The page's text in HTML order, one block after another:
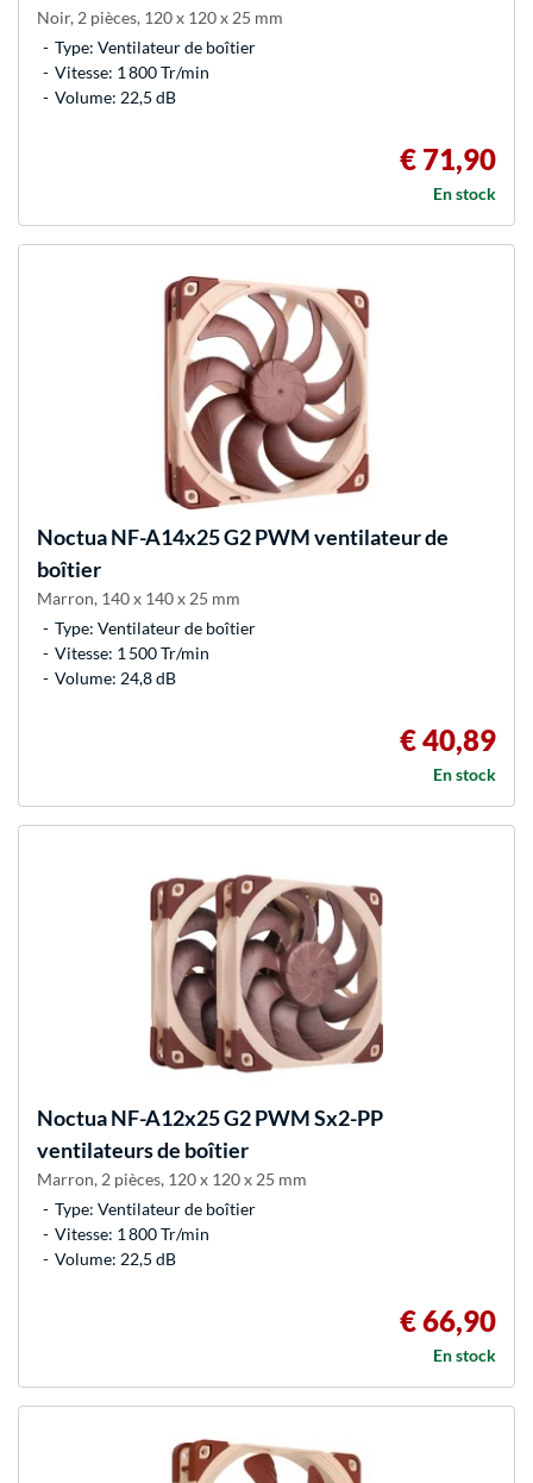
Noir, 2 pièces, 120 x 120 x 25 mm
Type: Ventilateur de boîtier
Vitesse: 1 800 Tr/min
Volume: 22,5 dB
€ 71,90
En stock
NoctuaNF-A14x25 G2 PWM ventilateur de
boîtier
Marron, 140 x 140 x 25 mm
Type: Ventilateur de boîtier
Vitesse: 1 500 Tr/min
Volume: 24,8 dB
€ 40,89
En stock
NoctuaNF-A12x25 G2 PWM Sx2-PP
ventilateurs de boîtier
Marron, 2 pièces, 120 x 120 x 25 mm
Type: Ventilateur de boîtier
Vitesse: 1 800 Tr/min
Volume: 22,5 dB
€ 66,90
En stock